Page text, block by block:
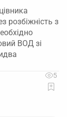
розбіжність з
ВОД зі
5